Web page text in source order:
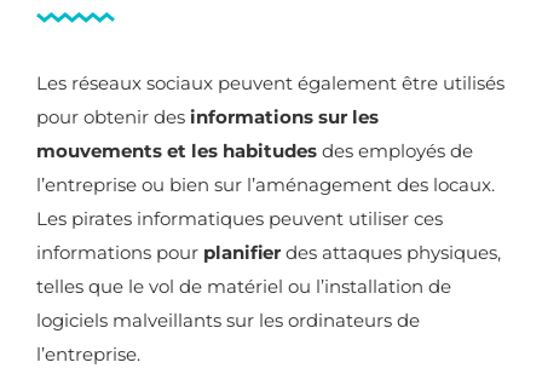
Les réseaux sociaux peuvent également être utilisés
pour obtenir des informations sur les
mouvements et les habitudes des employés de
l’entreprise ou bien sur l’aménagement des locaux.
Les pirates informatiques peuvent utiliser ces
informations pour planifier des attaques physiques,
telles que le vol de matériel ou l’installation de
logiciels malveillants sur les ordinateurs de
l’entreprise.